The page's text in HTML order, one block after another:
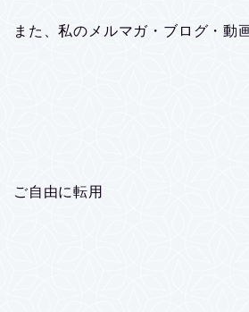
また、私のメルマガ・ブログ・動
ご自由に転用